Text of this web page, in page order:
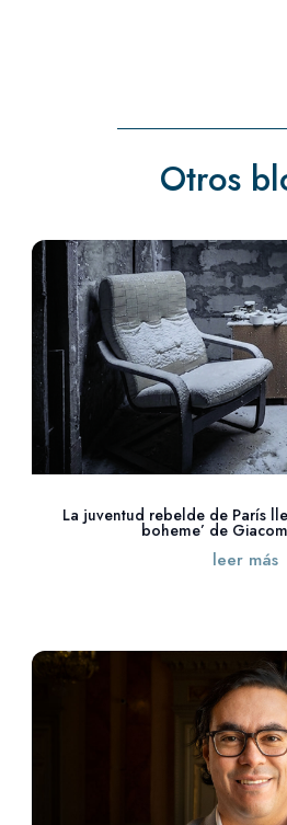
Otros
La juventud rebelde de París
boheme’ de
leer más